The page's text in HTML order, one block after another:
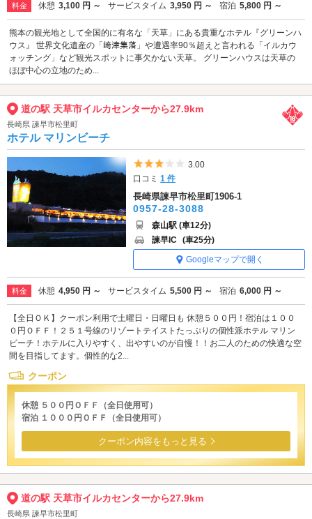
料金 休憩 3,100 円 ～ サービスタイム 3,950 円 ～ 宿泊 5,800 円 ～
熊本の観光地として全国的に有名な「天草」にある貴重なホテル『グリーンハ
ウス』 世界文化遺産の「﨑津集落」や遭遇率90％超えと言われる「イルカウ
ォッチング」など観光スポットに事欠かない天草。 グリーンハウスは天草の
ほぼ中心の立地のため...
道の駅 天草市イルカセンターから27.9km
長崎県 諫早市松里町
ホテル マリンビーチ
5つ星のうち3
3.00
口コミ1 件
長崎県諫早市松里町1906-1
0957-28-3088
森山駅 (車12分)
諫早IC (車25分)
Googleマップで開く
料金 休憩 4,950 円 ～ サービスタイム 5,500 円 ～ 宿泊 6,000 円 ～
【全日ＯＫ】クーポン利用で土曜日・日曜日も 休憩５００円！宿泊は１００
０円ＯＦＦ！２５１号線のリゾートテイストたっぷりの個性派ホテル マリン
ビーチ！ホテルに入りやすく、出やすいのが自慢！！お二人のための快適な空
間を目指してます。個性的な2...
クーポン
休憩 ５００円ＯＦＦ（全日使用可）
宿泊 １０００円ＯＦＦ（全日使用可）
クーポン内容をもっと見る
道の駅 天草市イルカセンターから27.9km
長崎県 諫早市松里町